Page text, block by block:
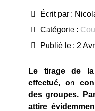
Écrit par :
Catégorie :
Publié le : 2
Le tirage de
effectué, on
des groupes.
attire